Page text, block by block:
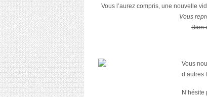
Vous l’aurez compris, une nouvelle
Vous
Vous
d’autres